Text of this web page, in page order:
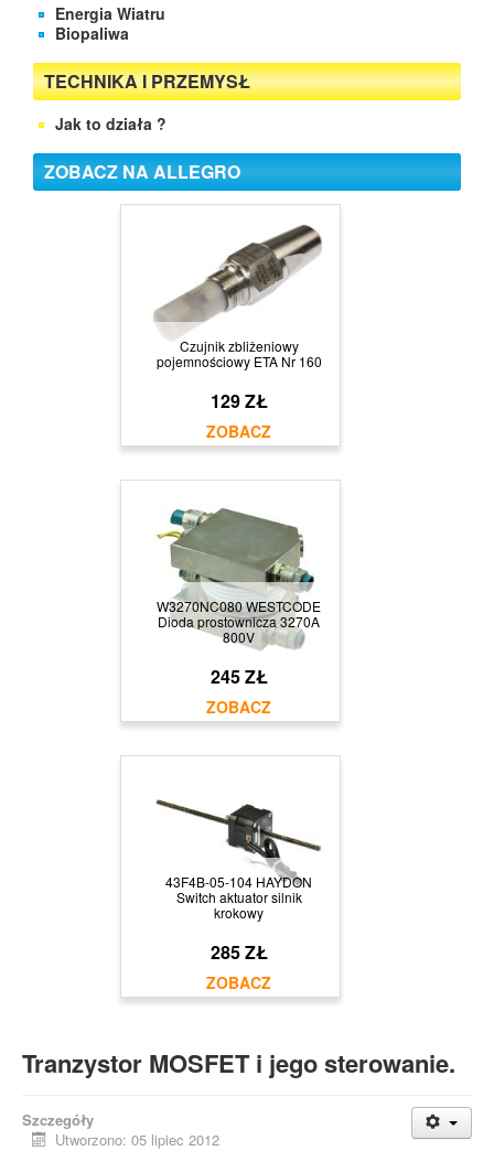
Energia Wiatru
Biopaliwa
TECHNIKA I PRZEMYSŁ
Jak to działa ?
ZOBACZ NA ALLEGRO
Czujnik zbliżeniowy
pojemnościowy ETA Nr 160
129 ZŁ
W3270NC080 WESTCODE
Dioda prostownicza 3270A
800V
245 ZŁ
43F4B-05-104 HAYDON
Switch aktuator silnik
krokowy
285 ZŁ
Tranzystor MOSFET i jego sterowanie.
Szczegóły
Utworzono: 05 lipiec 2012